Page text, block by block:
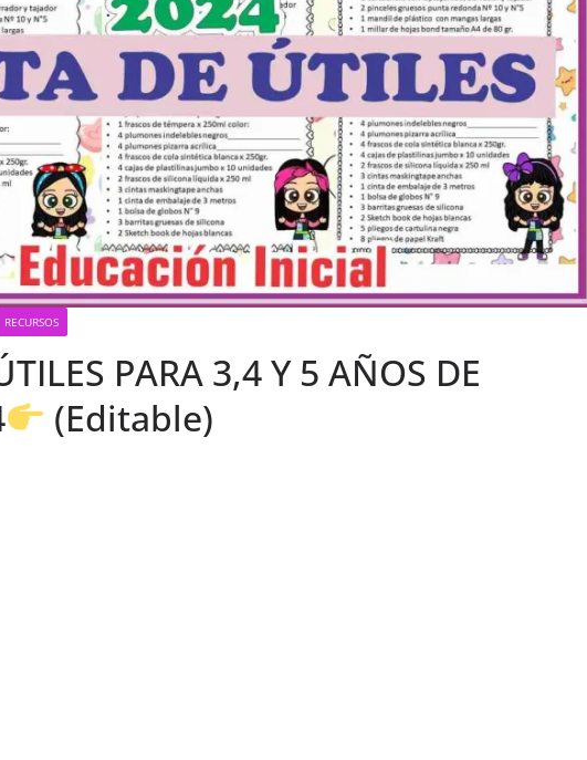
RECURSOS
PARA 3,4 Y 5 AÑOS DE
(Editable)